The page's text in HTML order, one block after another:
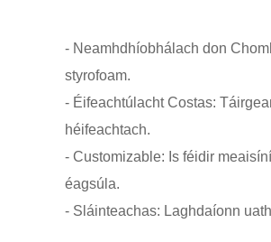
- Neamhdhíobhálach don
styrofoam.
- Éifeachtúlacht Costas:
héifeachtach.
- Customizable: Is féidir
éagsúla.
- Sláinteachas: Laghdaíonn